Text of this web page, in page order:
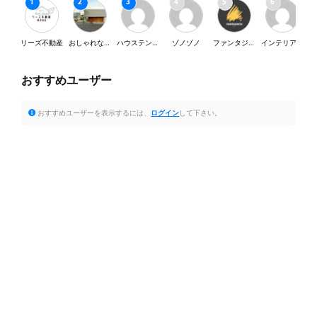
リーズ不動産 おしゃれな家が好き ハウステンボス ゾノゾノ ファンタジスタ
おすすめユーザー
おすすめユーザーを表示するには、 ログインして下さい。